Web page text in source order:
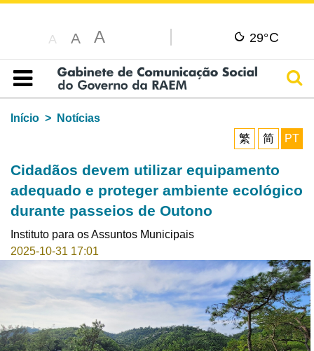
A A A 29°C
Índice
Início
Notícias
繁
简 PT
Cidadãos devem utilizar equipamento
adequado e proteger ambiente ecológico
durante passeios de Outono
Instituto para os Assuntos Municipais
2025-10-31 17:01